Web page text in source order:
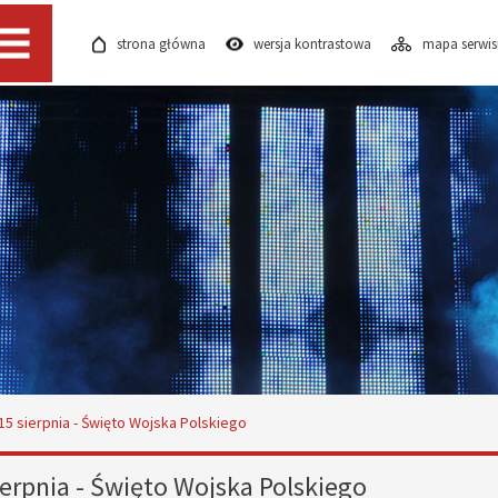
Menu strona główna wersja kontrastowa mapa
sierpnia - Święto Wojska Polskiego
- Święto Wojska Polskiego